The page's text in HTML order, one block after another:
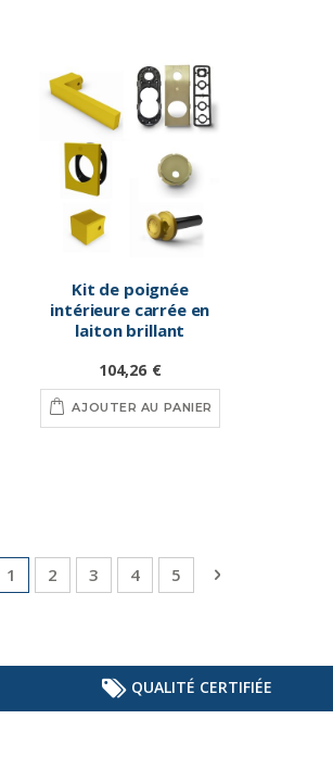
Kit de poignée
intérieure carrée en
laiton brillant
104,26 €
AJOUTER AU PANIER
Page
Vous lisez actuellement la page
1 Page
2 Page
3 Page
4 Page
5 Page
Suivant
QUALITÉ CERTIFIÉE